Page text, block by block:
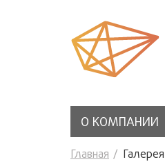
О КОМПАНИИ
Главная Галерея